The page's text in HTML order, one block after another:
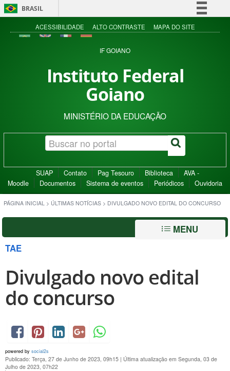
BRASIL
Simplifique!
Acesso à informação
ACESSIBILIDADE ALTO CONTRASTE MAPA DO SITE
IF GOIANO
Instituto Federal
Goiano
MINISTÉRIO DA EDUCAÇÃO
SUAP Contato Pag Tesouro Biblioteca
AVA -
Moodle
Documentos Sistema de eventos Periódicos Ouvidoria
PÁGINA INICIAL > ÚLTIMAS NOTÍCIAS > DIVULGADO NOVO EDITAL DO CONCURSO
MENU
TAE
Divulgado novo edital
do concurso
powered by social2s
Publicado: Terça, 27 de Junho de 2023, 09h15 | Última atualização em Segunda, 03 de
Julho de 2023, 07h22